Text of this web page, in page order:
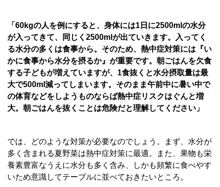
「60kgの人を例にすると、身体には1日に2500mlの水分
が入ってきて、同じく2500mlが出ていきます。入ってく
る水分の多くは食事から。そのため、熱中症対策には『い
かに食事から水分を摂るか』が重要です。朝ごはんを欠食
する子どもが増えていますが、1食抜くと水分摂取量は最
大で500ml減ってしまいます。そのまま午前中に暑い中で
の体育などをしようものならば熱中症リスクはぐんと増
大。朝ごはんを抜くことは危険だと理解してください」
では、どのような対策が必要なのでしょう。まず、水分が
多く含まれる夏野菜は熱中症対策に最適。また、果物も栄
養素豊富なうえに水分も多く含み、しかも頻繁に食べやす
いため意識してテーブルに並べておきたいところ。